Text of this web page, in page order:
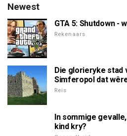
Newest
GTA 5: Shutdown -
Rekenaars
Die glorieryke stad
Simferopol dat
Reis
In sommige
kind kry?